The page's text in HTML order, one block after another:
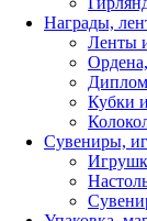
Награды,
Ленты
Кубки
Сувениры,